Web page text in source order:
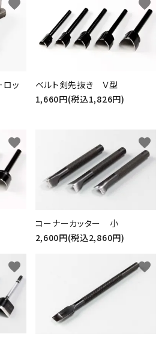
ッ
favorite
ベルト剣先抜き Ｖ型
1,660円(税込1,826円)
favorite
favorite
コーナーカッター 小
2,600円(税込2,860円)
favorite
favorite favorite